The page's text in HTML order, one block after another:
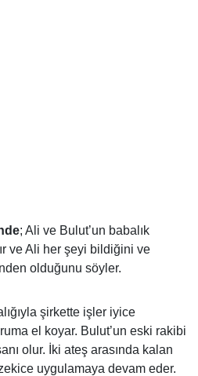
; Ali ve Bulut’un babalık
ve Ali her şeyi bildiğini ve
olduğunu söyler.
şirkette işler iyice
el koyar. Bulut’un eski rakibi
olur. İki ateş arasında kalan
uygulamaya devam eder.